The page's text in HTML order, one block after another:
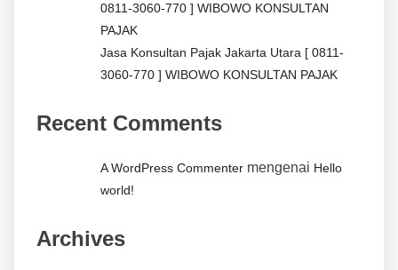
0811-3060-770 ] WIBOWO KONSULTAN
PAJAK
Jasa Konsultan Pajak Jakarta Utara [ 0811-
3060-770 ] WIBOWO KONSULTAN PAJAK
Recent Comments
A WordPress Commenter mengenai Hello
world!
Archives